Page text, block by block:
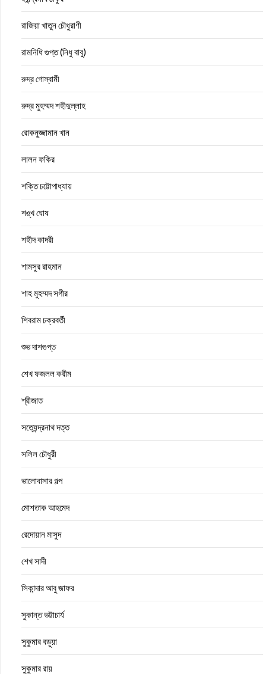
রাজিয়া খাতুন চৌধুরাণী
রামনিধি গুপ্ত (নিধু বাবু)
রুদ্র গোস্বামী
রুদ্র মুহম্মদ শহীদুল্লাহ
রোকনুজ্জামান খান
লালন ফকির
শক্তি চট্টোপাধ্যায়
শঙ্খ ঘোষ
শহীদ কাদরী
শামসুর রাহমান
শাহ মুহম্মদ সগীর
শিবরাম চক্রবর্তী
শুভ দাশগুপ্ত
শেখ ফজলল করীম
শ্রীজাত
সত্যেন্দ্রনাথ দত্ত
সলিল চৌধুরী
ভালোবাসার গল্প
মোশতাক আহমেদ
রেদোয়ান মাসুদ
শেখ সাদী
সিকান্দার আবু জাফর
সুকান্ত ভট্টাচার্য
সুকুমার বড়ুয়া
সুকুমার রায়